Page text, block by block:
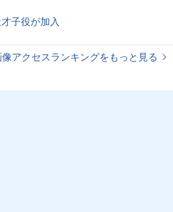
子役が加入
アクセスランキングをもっと見る